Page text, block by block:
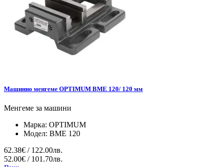
Мaшинно менгеме OPTIMUM BME 120/ 120 мм
Менгеме за машини
Марка: OPTIMUM
Модел: BME 120
62.38€ / 122.00лв.
52.00€ / 101.70лв.